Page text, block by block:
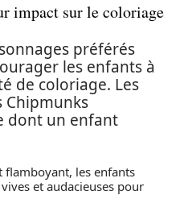
impact sur le coloriage
préférés
les enfants à
de coloriage. Les
Chipmunks
dont un enfant
flamboyant, les enfants
et audacieuses pour